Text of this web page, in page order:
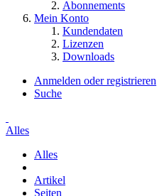
Abonnements
Mein Konto
Kundendaten
Lizenzen
Downloads
Anmelden oder registrieren
Suche
Alles
Alles
Artikel
Seiten